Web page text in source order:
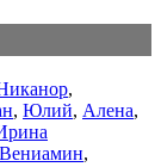
,
, Юлий, Алена,
Вениамин,